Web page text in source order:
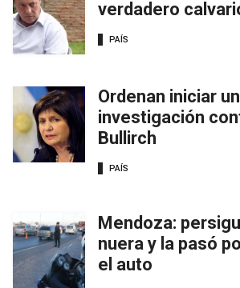
verdadero
PAÍS
Ordenan iniciar
investigación
Bullirch
PAÍS
Mendoza:
nuera y la pasó
el auto